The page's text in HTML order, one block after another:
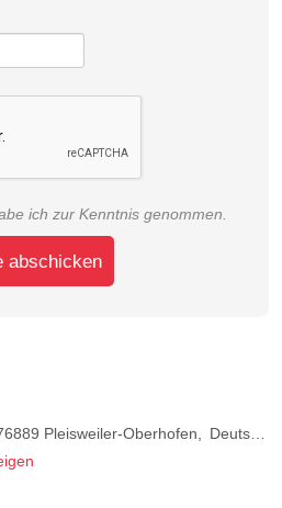
ich zur Kenntnis genommen.
abschicken
Pleisweiler-Oberhofen
Deutschland